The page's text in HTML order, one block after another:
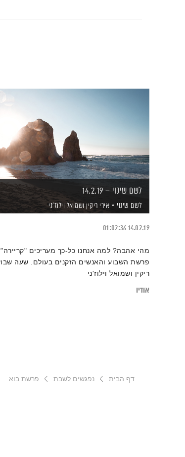
לשם שינוי – 14.2.19
לשם שינוי אירי ריקין ושמואל וילוז'ני
14.02.19
01:02:36
מהי אהבה? למה אנחנו כל-כך מעריכים
פרשת השבוע והאנשים הזקנים בעולם. שעה
ריקין ושמואל וילוז'ני
אודיו
דף הבית נפגשים לשבת פרשת בוא